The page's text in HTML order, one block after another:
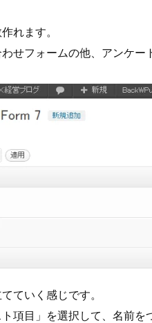
れます。
せフォームの他、アンケー
ていく感じです。
項目」を選択して、名前を